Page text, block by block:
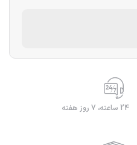
24 ساعته، 7 روز هفته